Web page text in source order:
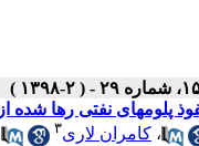
پلومهای نفتی رها شده
، کامران لاری۳